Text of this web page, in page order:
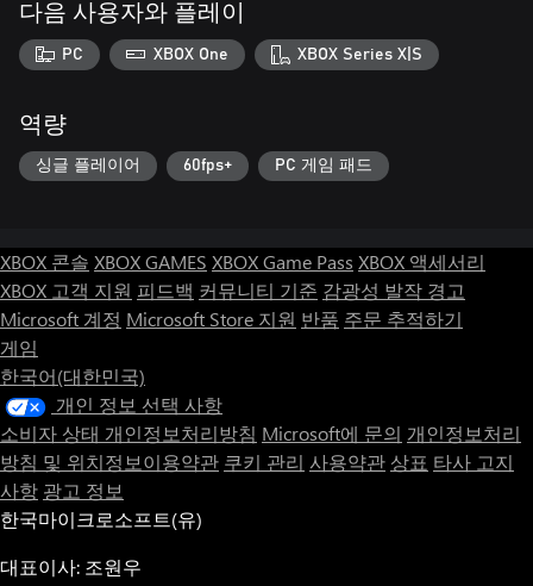
다음 사용자와 플레이
PC XBOX One XBOX Series X|S
역량
싱글 플레이어 60fps+ PC 게임 패드
XBOX 콘솔 XBOX GAMES XBOX Game Pass XBOX 액세서리
XBOX 고객 지원 피드백 커뮤니티 기준 감광성 발작 경고
Microsoft 계정 Microsoft Store 지원 반품 주문 추적하기
게임
한국어(대한민국)
개인 정보 선택 사항
소비자 상태 개인정보처리방침 Microsoft에 문의 개인정보처리
방침 및 위치정보이용약관 쿠키 관리 사용약관 상표 타사 고지
사항 광고 정보
한국마이크로소프트(유)
대표이사: 조원우